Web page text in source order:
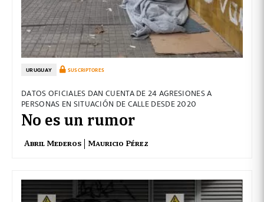
URUGUAY SUSCRIPTORES
DATOS OFICIALES DAN CUENTA DE 24 AGRESIONES A
PERSONAS EN SITUACIÓN DE CALLE DESDE 2020
No es un rumor
Abril Mederos Mauricio Pérez